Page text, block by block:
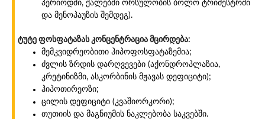
პერიოდში, ქალებში ორსულობის ბოლო ტრიმესტრში
და მენოპაუზის შემდეგ).
ტუტე ფოსფატაზას კონცენტრაცია მცირდება:
მემკვიდრეობითი ჰიპოფოსფატაზემია;
ძვლის ზრდის დარღვევები (აქონდროპლაზია,
კრეტინიზმი, ასკორბინის მჟავას დეფიციტი);
ჰიპოთირეოზი;
ცილის დეფიციტი (კვაშიორკორი);
თუთიის და მაგნიუმის ნაკლებობა საკვებში.